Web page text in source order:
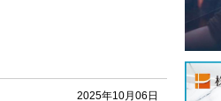
2025年10月06日